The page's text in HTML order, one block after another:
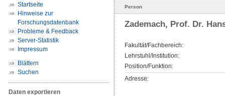
Startseite
Hinweise zur
Forschungsdatenbank
Probleme & Feedback
Server-Statistik
Impressum
Blättern
Suchen
Daten exportieren
Person
Zademach, Prof. Dr.
Fakultät/Fachbereich:
Lehrstuhl/Institution:
Position/Funktion:
Adresse: